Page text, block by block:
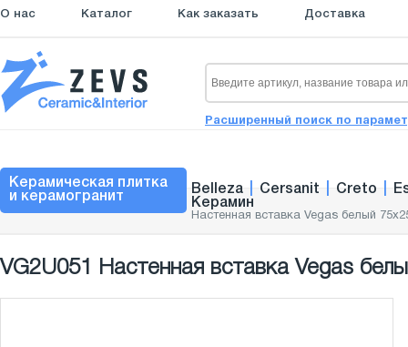
О нас Каталог Как заказать Доставка
Расширенный поиск по
Керамическая плитка
и керамогранит
Belleza Cersanit Creto
Керамин
Настенная вставка Vegas белый
VG2U051 Настенная вставка Vegas